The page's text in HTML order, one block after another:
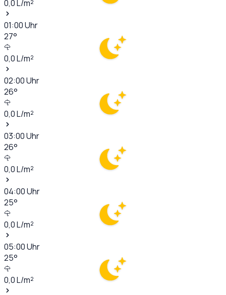
0,0 L/m²
01:00Uhr
27°
0,0L/m²
02:00Uhr
26°
0,0L/m²
03:00Uhr
26°
0,0L/m²
04:00Uhr
25°
0,0L/m²
05:00Uhr
25°
0,0L/m²